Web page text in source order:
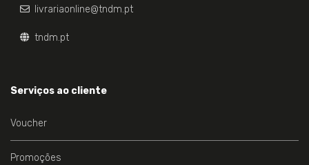
livrariaonline@tndm.pt
tndm.pt
Serviços ao cliente
Voucher
Promoções